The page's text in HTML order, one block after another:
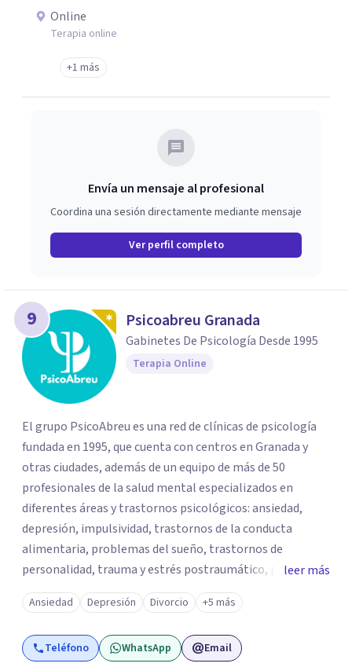
Online
Terapia online
+1 más
Envía un mensaje al profesional
Coordina una sesión directamente mediante mensaje
Ver perfil completo
9 Psicoabreu Granada
Gabinetes De Psicología Desde 1995
Terapia Online
El grupo PsicoAbreu es una red de clínicas de psicología
fundada en 1995, que cuenta con centros en Granada y
otras ciudades, además de un equipo de más de 50
profesionales de la salud mental especializados en
diferentes áreas y trastornos psicológicos: ansiedad,
depresión, impulsividad, trastornos de la conducta
alimentaria, problemas del sueño, trastornos de
personalidad, trauma y estrés postraumático, psicología
infantil y juvenil, terapia de pareja, psicología jurídica,
psiquiatría, neuropsicología, entre otros. PsicoAbreu
dispone de un equipo de especialistas formados en una
amplia variedad de técnicas y orientaciones psicológicas,
leer más
Ansiedad Depresión Divorcio +5 más
Teléfono WhatsApp Email